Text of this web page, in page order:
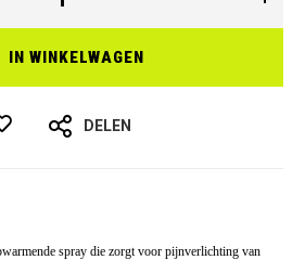
IN WINKELWAGEN
DELEN
spray die zorgt voor pijnverlichting van